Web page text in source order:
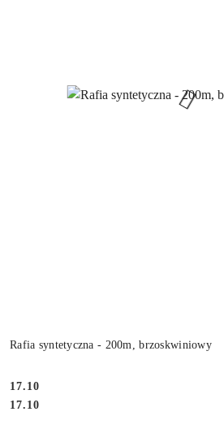
Rafia syntetyczna - 200m, brzoskwiniowy
Cena:
17.10
Cena:
17.10